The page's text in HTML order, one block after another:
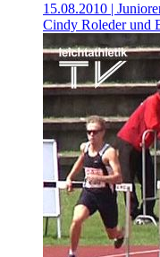
15.08.2010 |
Cindy Roleder und